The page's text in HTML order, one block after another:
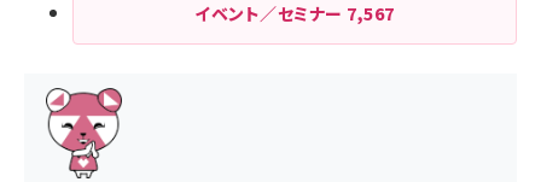
イベント／セミナー 7,567